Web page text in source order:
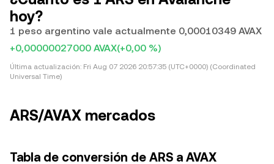
hoy?
1 peso argentino vale actualmente 0,00010349 AVAX
+0,00000027000 AVAX(+0,00 %)
Última actualización: Fri Aug 07 2026 20:57:35 (UTC+0000) (Coordinated
Universal Time)
ARS/AVAX mercados
Tabla de conversión de ARS a AVAX